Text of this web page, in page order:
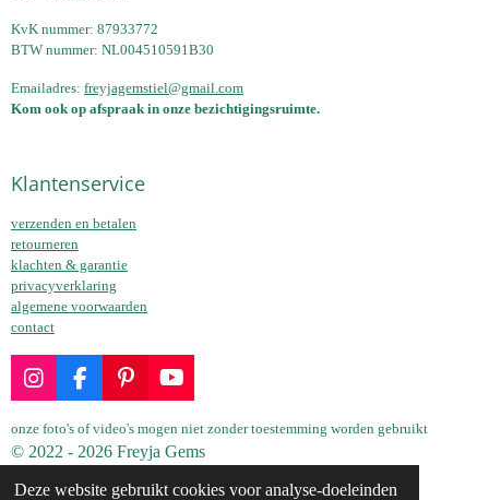
Deze website gebruikt cookies voor analyse-doeleinden
KvK nummer: 87933772
BTW nummer: NL004510591B30
Emailadres: freyjagemstiel@gmail.com
Kom ook op afspraak in onze bezichtigingsruimte.
Klantenservice
verzenden en betalen
retourneren
klachten & garantie
privacyverklaring
algemene voorwaarden
contact
I
s
t
a
g
F
c
e
b
o
P
n
t
e
r
Y
u
T
u
b
onze foto's of video's mogen niet zonder toestemming worden gebruikt
© 2022 - 2026 Freyja Gems